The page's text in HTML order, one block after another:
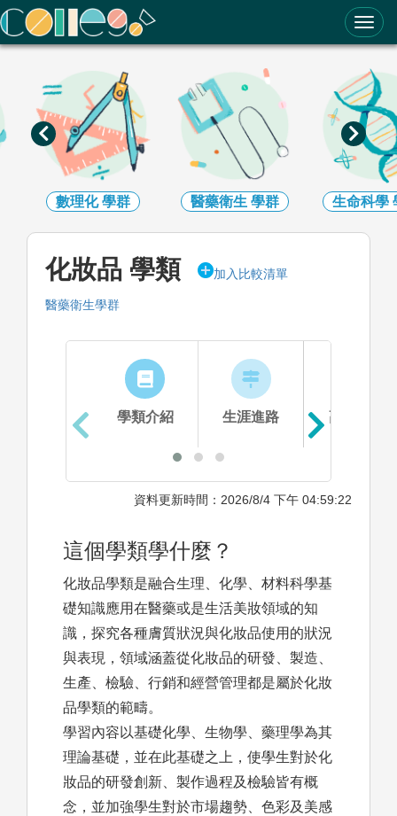
ColleGo! 大學選才與高中育才輔助系統
數理化學群 醫藥衛生 學群 生命科學
化妝品 學類 加入比較清單
醫藥衛生學群
學類介紹 生涯進路 高中準備
資料更新時間：2026/8/4 下午 04:59:22
這個學類學什麼？
化妝品學類是融合生理、化學、材料科學基
礎知識應用在醫藥或是生活美妝領域的知
識，探究各種膚質狀況與化妝品使用的狀況
與表現，領域涵蓋從化妝品的研發、製造、
生產、檢驗、行銷和經營管理都是屬於化妝
品學類的範疇。
學習內容以基礎化學、生物學、藥理學為其
理論基礎，並在此基礎之上，使學生對於化
妝品的研發創新、製作過程及檢驗皆有概
念，並加強學生對於市場趨勢、色彩及美感